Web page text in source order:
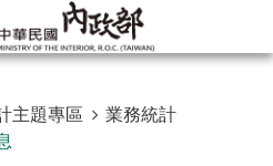
主題專區
業務統計